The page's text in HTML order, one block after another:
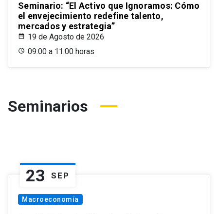
Seminario: “El Activo que Ignoramos: Cómo
el envejecimiento redefine talento,
mercados y estrategia”
19 de Agosto de 2026
09:00 a 11:00 horas
Seminarios
23 SEP
Macroeconomía